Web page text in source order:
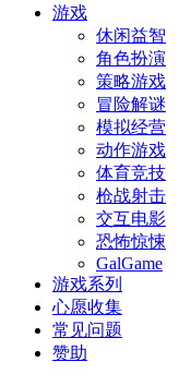
游戏
休闲益智
角色扮演
策略游戏
冒险解谜
模拟经营
动作游戏
体育竞技
枪战射击
交互电影
恐怖惊悚
GalGame
游戏系列
心愿收集
常见问题
赞助